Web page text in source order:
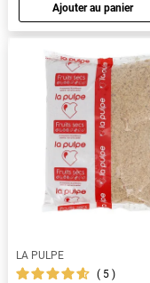
Ajouter au panier
LA PULPE
5